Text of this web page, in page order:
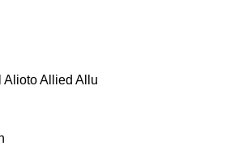
AliotoAllied Allu